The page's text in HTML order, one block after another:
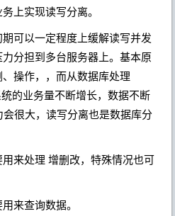
上实现读写分离。
可以一定程度上缓解读写并发
分担到多台服务器上。基本原
操作，，而从数据库处理
的业务量不断增长，数据不断
很大，读写分离也是数据库分
来处理 增删改，特殊情况也可
来查询数据。